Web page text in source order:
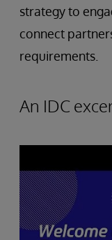
strategy to
connect
requirements.
An IDC